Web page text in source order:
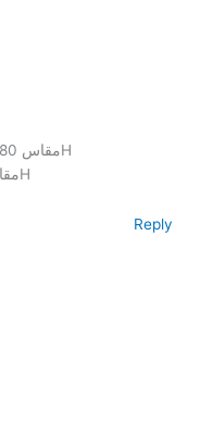
محتاج 2 شاشة ليد اسكرين P2 مقاس 80*240H
1شاشة ليد اسكرين P2 مقاس 150*240H
Reply